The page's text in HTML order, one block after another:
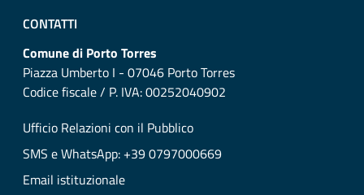
CONTATTI
Comune di Porto Torres
Piazza Umberto I - 07046 Porto Torres
Codice fiscale / P. IVA: 00252040902
Ufficio Relazioni con il Pubblico
SMS e WhatsApp: +39 0797000669
Email istituzionale